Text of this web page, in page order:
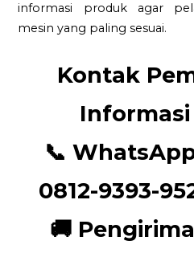
informasi produk agar
mesin yang paling sesuai.
Kontak
📞
0812-9393-
🚚